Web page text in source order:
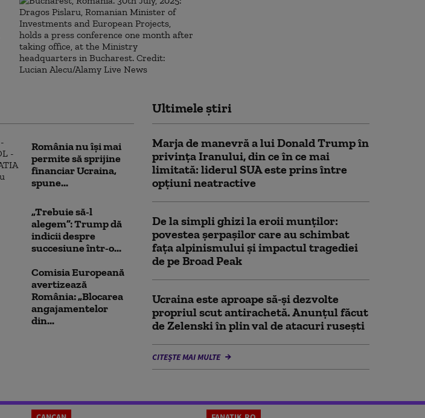
România nu își mai
permite să sprijine
financiar Ucraina,
spune...
„Trebuie să-l
alegem”: Trump dă
indicii despre
succesiune într-o...
Comisia Europeană
avertizează
România: „Blocarea
angajamentelor
din...
Ultimele știri
Marja de manevră a lui Donald Trump în
privința Iranului, din ce în ce mai
limitată: liderul SUA este prins între
opțiuni neatractive
De la simpli ghizi la eroii munților:
povestea șerpașilor care au schimbat
fața alpinismului și impactul tragediei
de pe Broad Peak
Ucraina este aproape să-și dezvolte
propriul scut antirachetă. Anunțul făcut
de Zelenski în plin val de atacuri rusești
CITEȘTE MAI MULTE